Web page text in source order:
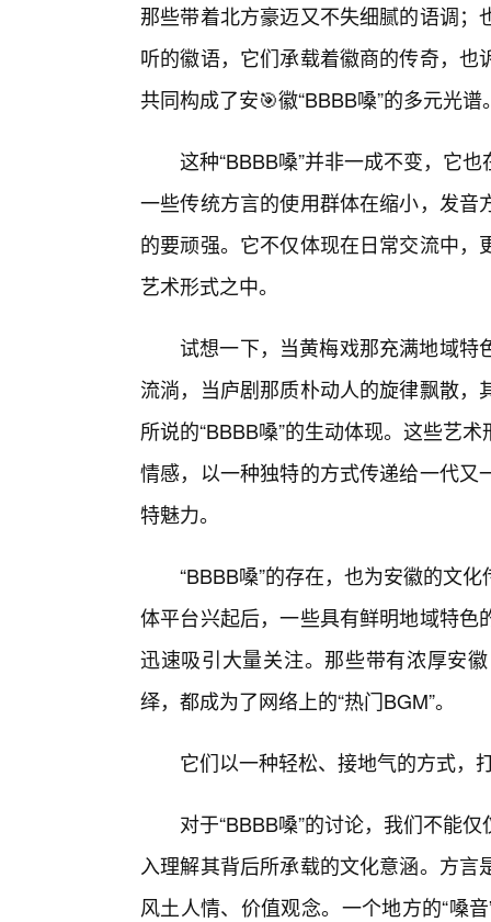
那些带着北方豪迈又不失细腻的语调
听的徽语，它们承载着徽商的传奇，
共同构成了安🎯徽“BBBB嗓”的多元光谱
这种“BBBB嗓”并非一成不变，它
一些传统方言的使用群体在缩小，发
的要顽强。它不仅体现在日常交流中
艺术形式之中。
试想一下，当黄梅戏那充满地域特
流淌，当庐剧那质朴动人的旋律飘散
所说的“BBBB嗓”的生动体现。这些艺
情感，以一种独特的方式传递给一代
特魅力。
“BBBB嗓”的存在，也为安徽的文
体平台兴起后，一些具有鲜明地域特
迅速吸引大量关注。那些带有浓厚安
绎，都成为了网络上的“热门BGM”。
它们以一种轻松、接地气的方式，
对于“BBBB嗓”的讨论，我们不能
入理解其背后所承载的文化意涵。方
风土人情、价值观念。一个地方的“嗓